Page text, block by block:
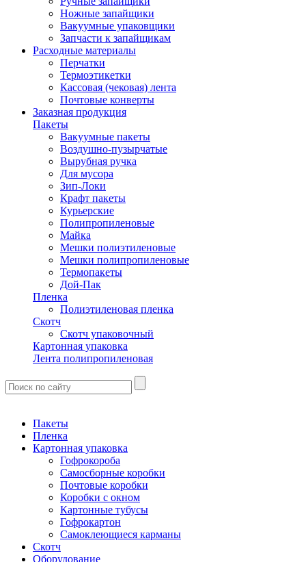
Ножные запайщики
Вакуумные упаковщики
Запчасти к запайщикам
Расходные материалы
Перчатки
Термоэтикетки
Кассовая (чековая) лента
Почтовые конверты
Заказная продукция
Пакеты
Вакуумные пакеты
Воздушно-пузырчатые
Вырубная ручка
Для мусора
Зип-Локи
Крафт пакеты
Курьерские
Полипропиленовые
Майка
Мешки полиэтиленовые
Мешки полипропиленовые
Термопакеты
Дой-Пак
Пленка
Полиэтиленовая пленка
Скотч
Скотч упаковочный
Картонная упаковка
Лента полипропиленовая
Пакеты
Пленка
Картонная упаковка
Гофрокороба
Самосборные коробки
Почтовые коробки
Коробки с окном
Картонные тубусы
Гофрокартон
Самоклеющиеся карманы
Скотч
Оборудование